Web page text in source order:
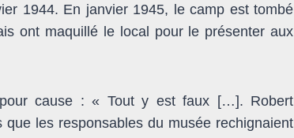
1944. En janvier 1945, le camp est tombé
ont maquillé le local pour le présenter aux
cause : « Tout y est faux […]. Robert
les responsables du musée rechignaient